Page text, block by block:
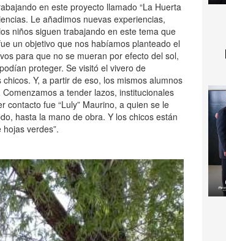
en este proyecto llamado “La Huerta
Le añadimos nuevas experiencias,
niños siguen trabajando en este tema que
un objetivo que nos habíamos planteado el
para que no se mueran por efecto del sol,
proteger. Se visitó el vivero de
Y, a partir de eso, los mismos alumnos
a tender lazos, institucionales
fue “Luly” Maurino, a quien se le
hasta la mano de obra. Y los chicos están
verdes”.